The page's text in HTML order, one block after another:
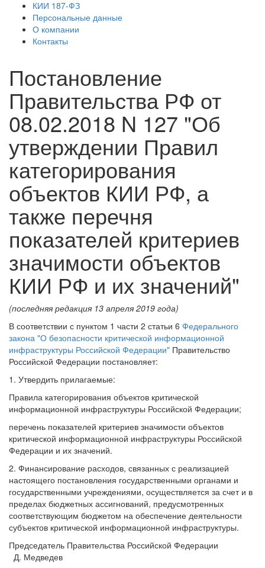
КИИ 187-ФЗ
Персональные данные
О компании
Контакты
Постановление
Правительства РФ от
08.02.2018 N 127 "Об
утверждении Правил
категорирования
объектов КИИ РФ, а
также перечня
показателей критериев
значимости объектов
КИИ РФ и их значений"
(последняя редакция 13 апреля 2019 года)
В соответствии с пунктом 1 части 2 статьи 6 Федерального
закона "О безопасности критической информационной
инфраструктуры Российской Федерации" Правительство
Российской Федерации постановляет:
1. Утвердить прилагаемые:
Правила категорирования объектов критической
информационной инфраструктуры Российской Федерации;
перечень показателей критериев значимости объектов
критической информационной инфраструктуры Российской
Федерации и их значений.
2. Финансирование расходов, связанных с реализацией
настоящего постановления государственными органами и
государственными учреждениями, осуществляется за счет и в
пределах бюджетных ассигнований, предусмотренных
соответствующим бюджетом на обеспечение деятельности
субъектов критической информационной инфраструктуры.
Председатель Правительства Российской Федерации
Д. Медведев